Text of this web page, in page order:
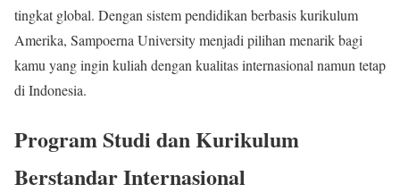
tingkat global. Dengan sistem pendidikan berbasis kurikulum
Amerika, Sampoerna University menjadi pilihan menarik bagi
kamu yang ingin kuliah dengan kualitas internasional namun tetap
di Indonesia.
Program Studi dan Kurikulum
Berstandar Internasional